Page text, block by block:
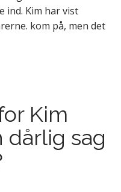
ind. Kim har vist
kom på, men det
Kim
dårlig sag